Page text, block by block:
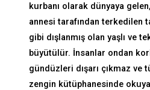
kurbanı olarak dünyaya
annesi tarafından terkedilen
gibi dışlanmış olan yaşlı ve
büyütülür. İnsanlar ondan
gündüzleri dışarı çıkmaz ve
zengin kütüphanesinde